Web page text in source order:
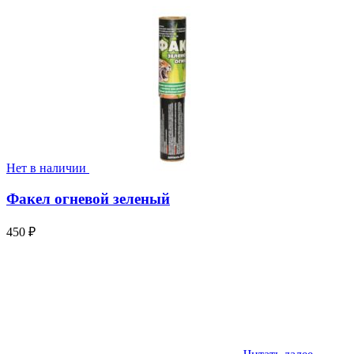
Нет в наличии
Факел огневой зеленый
450 ₽